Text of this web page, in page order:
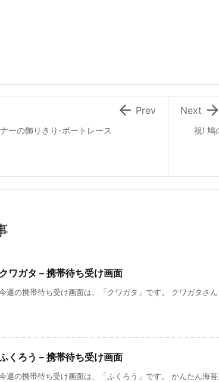
祝! 鳩

Next
ーの飾りきり-ボートレース
 Prev
クワガタ – 携帯待ち受け画面
週の携帯待ち受け画面は、「クワガタ」です。 クワガタさ
くろう – 携帯待ち受け画面
週の携帯待ち受け画面は、「ふくろう」です。 かんたん海